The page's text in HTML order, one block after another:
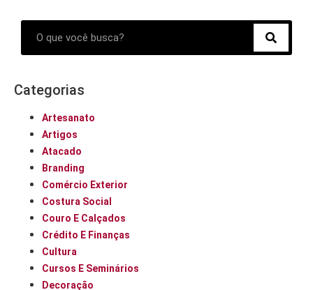
Categorias
Artesanato
Artigos
Atacado
Branding
Comércio Exterior
Costura Social
Couro E Calçados
Crédito E Finanças
Cultura
Cursos E Seminários
Decoração